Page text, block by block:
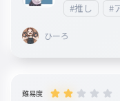
#推し #
ひーろ
難易度